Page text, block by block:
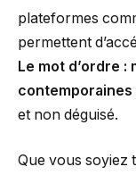
plateformes
permettent
Le mot d’ordre :
contemporaines
et non déguisé.
Que vous soyiez